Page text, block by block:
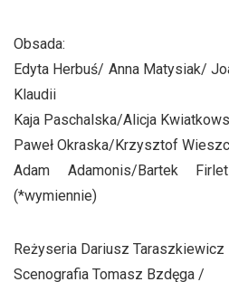
Obsada:
Edyta Herbuś/ Anna Matysiak/
Klaudii
Kaja Paschalska/Alicja
Paweł Okraska/Krzysztof
Adam Adamonis/Bartek
(*wymiennie)
Reżyseria Dariusz Taraszkiewicz
Scenografia Tomasz Bzdęga /